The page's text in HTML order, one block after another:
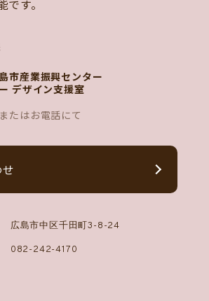
す。
市産業振興センター
デザイン支援室
たはお電話にて
広島市中区千田町3-8-24
082-242-4170